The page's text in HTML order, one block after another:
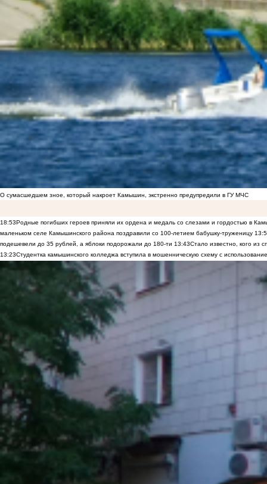
О сумасшедшем зное, который накроет Камышин, экстренно предупредили в ГУ МЧС
18:53Родные погибших героев приняли их ордена и медаль со слезами и гордостью в
маленьком селе Камышинского района поздравили со 100-летием бабушку-труженицу
подешевели до 35 рублей, а яблоки подорожали до 180-ти 13:43Стало известно, кого из
13:23Студентка камышинского колледжа вступила в мошенническую схему с